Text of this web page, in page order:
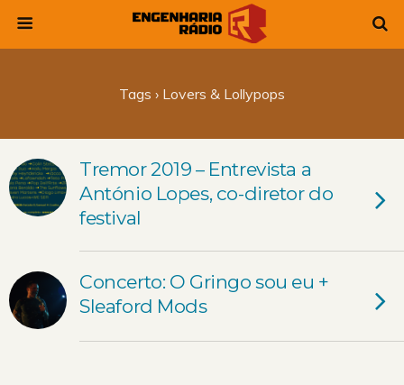
Tags › Lovers & Lollypops
Tremor 2019 – Entrevista a
António Lopes, co-diretor do
festival
Concerto: O Gringo sou eu +
Sleaford Mods